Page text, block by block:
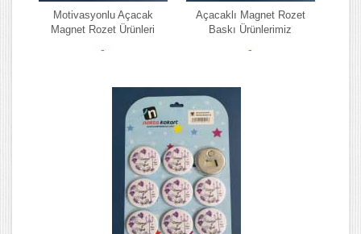
Motivasyonlu Açacak
Magnet Rozet Ürünleri
-
Açacaklı Magnet Rozet
Baskı Ürünlerimiz
-